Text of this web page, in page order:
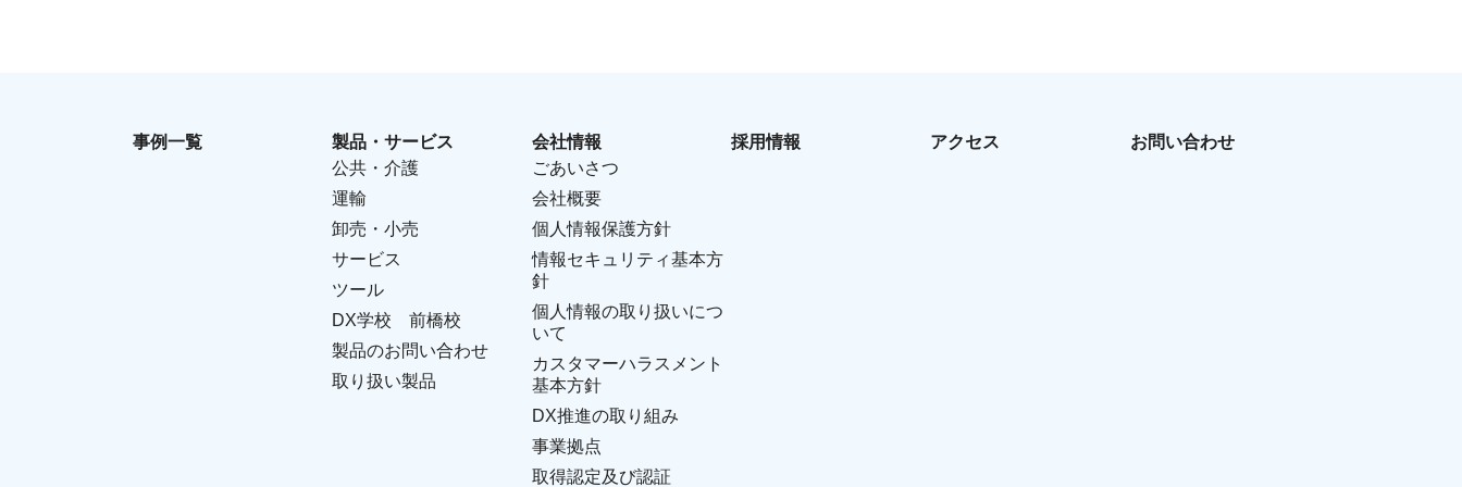
事例一覧
製品・サービス
公共・介護
運輸
卸売・小売
サービス
ツール
DX学校 前橋校
製品のお問い合わせ
取り扱い製品
会社情報
ごあいさつ
会社概要
個人情報保護方針
情報セキュリティ基本方
針
個人情報の取り扱いにつ
いて
カスタマーハラスメント
基本方針
DX推進の取り組み
事業拠点
取得認定及び認証
採用情報 アクセス お問い合わせ